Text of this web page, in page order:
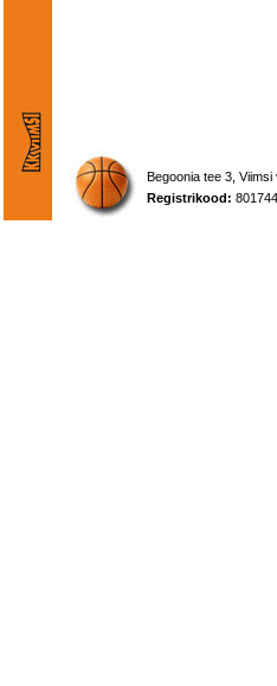
Begoonia tee 3,
Registrikood: